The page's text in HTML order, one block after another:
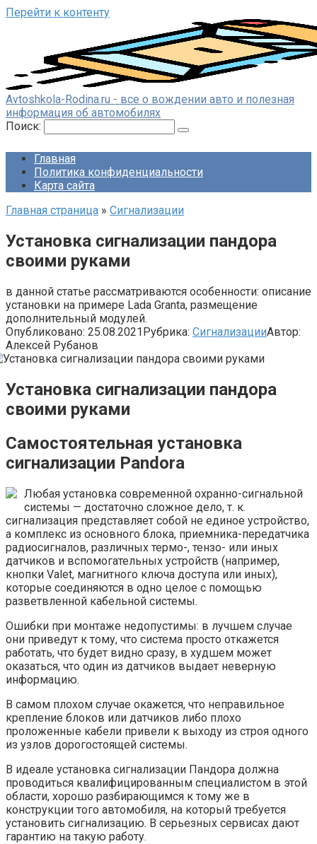
Перейти к контенту
Avtoshkola-Rodina.ru - все о вождении авто и полезная
информация об автомобилях
Поиск:
Главная
Политика конфиденциальности
Карта сайта
Главная страница » Сигнализации
Установка сигнализации пандора
своими руками
в данной статье рассматриваются особенности: описание
установки на примере Lada Granta, размещение
дополнительный модулей.
Опубликовано: 25.08.2021Рубрика: СигнализацииАвтор:
Алексей Рубанов
Установка сигнализации пандора
своими руками
Самостоятельная установка
сигнализации Pandora
Любая установка современной охранно-сигнальной
системы — достаточно сложное дело, т. к.
сигнализация представляет собой не единое устройство,
а комплекс из основного блока, приемника-передатчика
радиосигналов, различных термо-, тензо- или иных
датчиков и вспомогательных устройств (например,
кнопки Valet, магнитного ключа доступа или иных),
которые соединяются в одно целое с помощью
разветвленной кабельной системы.
Ошибки при монтаже недопустимы: в лучшем случае
они приведут к тому, что система просто откажется
работать, что будет видно сразу, в худшем может
оказаться, что один из датчиков выдает неверную
информацию.
В самом плохом случае окажется, что неправильное
крепление блоков или датчиков либо плохо
проложенные кабели привели к выходу из строя одного
из узлов дорогостоящей системы.
В идеале установка сигнализации Пандора должна
проводиться квалифицированным специалистом в этой
области, хорошо разбирающимся к тому же в
конструкции того автомобиля, на который требуется
установить сигнализацию. В серьезных сервисах дают
гарантию на такую работу.